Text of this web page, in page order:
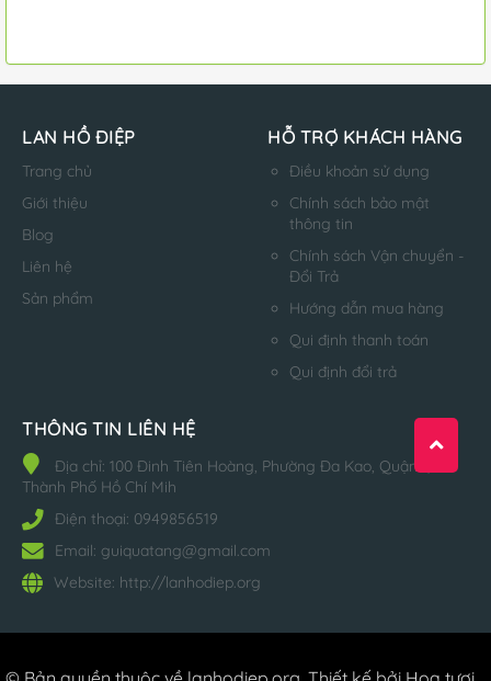
LAN HỒ ĐIỆP
Trang chủ
Giới thiệu
Blog
Liên hệ
Sản phẩm
HỖ TRỢ KHÁCH HÀNG
Điều khoản sử dụng
Chính sách bảo mật
thông tin
Chính sách Vận chuyển -
Đổi Trả
Hướng dẫn mua hàng
Qui định thanh toán
Qui định đổi trả
THÔNG TIN LIÊN HỆ
Địa chỉ: 100 Đinh Tiên Hoàng, Phường Đa Kao, Quận 1,
Thành Phố Hồ Chí Mih
Điện thoại: 0949856519
Email: guiquatang@gmail.com
Website: http://lanhodiep.org